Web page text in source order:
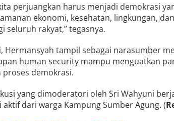
perjuangkan harus menjadi demokrasi
ekonomi, kesehatan, lingkungan,
seluruh rakyat,” tegasnya.
Hermansyah tampil sebagai narasumber
human security mampu menguatkan
demokrasi.
yang dimoderatori oleh Sri Wahyuni
dari warga Kampung Sumber Agung. (